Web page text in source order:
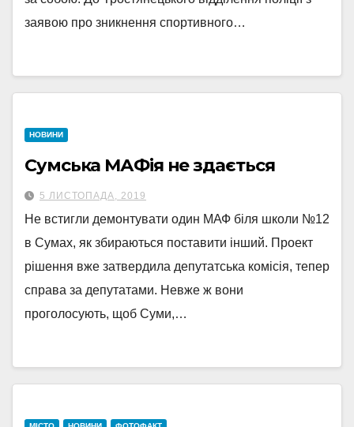
заявою про зникнення спортивного…
НОВИНИ
Сумська МАФія не здається
5 ЛИСТОПАДА, 2019
Не встигли демонтувати один МАФ біля школи №12
в Сумах, як збираються поставити інший. Проект
рішення вже затвердила депутатська комісія, тепер
справа за депутатами. Невже ж вони
проголосують, щоб Суми,…